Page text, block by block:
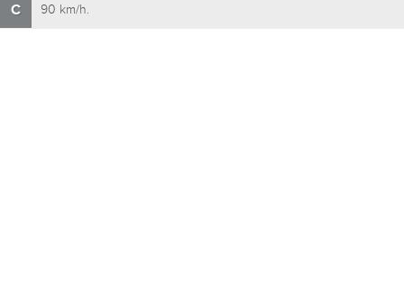
C 90 km/h.